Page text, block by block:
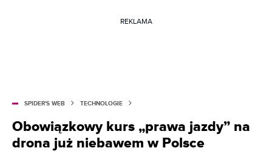
REKLAMA
SPIDER'S WEB TECHNOLOGIE
Obowiązkowy kurs „prawa jazdy” na
drona już niebawem w Polsce